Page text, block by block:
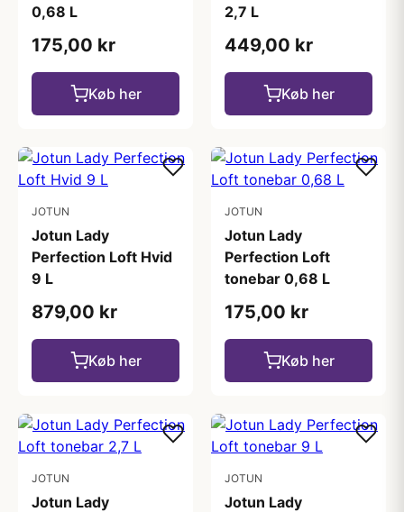
0,68 L
175,00 kr
Køb her
2,7 L
449,00 kr
Køb her
JOTUN
Jotun Lady
Perfection Loft Hvid
9 L
879,00 kr
Køb her
JOTUN
Jotun Lady
Perfection Loft
tonebar 0,68 L
175,00 kr
Køb her
JOTUN
Jotun Lady
JOTUN
Jotun Lady